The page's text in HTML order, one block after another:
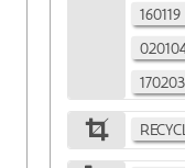
160119
170203